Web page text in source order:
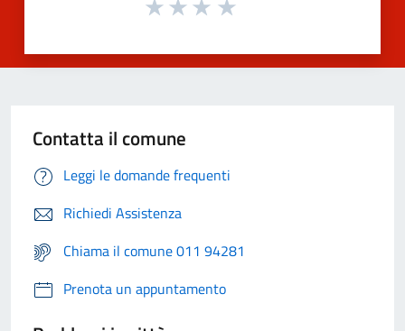
Contatta il comune
Leggi le domande frequenti
Richiedi Assistenza
Chiama il comune 011 94281
Prenota un appuntamento